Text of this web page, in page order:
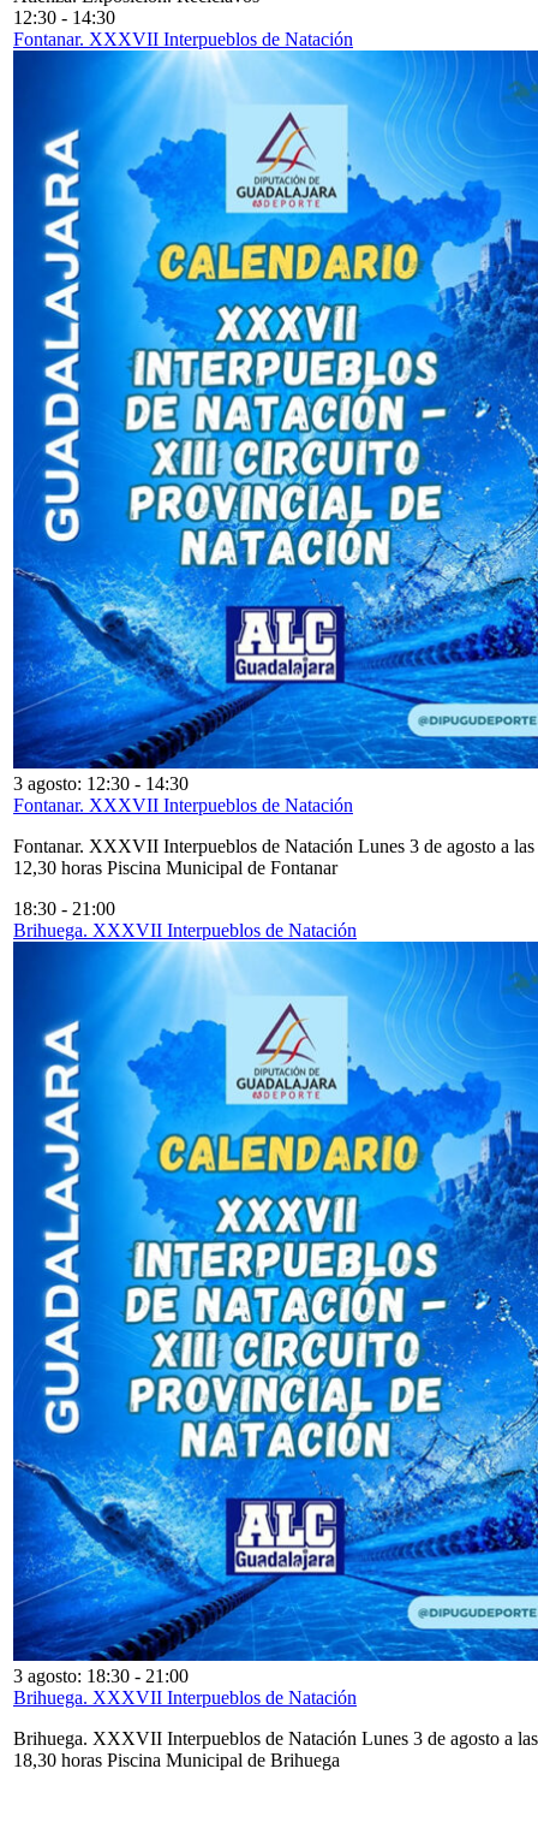
12:30 - 14:30
Fontanar. XXXVII Interpueblos de Natación
3 agosto: 12:30 - 14:30
Fontanar. XXXVII Interpueblos de Natación
Fontanar. XXXVII Interpueblos de Natación Lunes 3 de agosto a las
12,30 horas Piscina Municipal de Fontanar
18:30 - 21:00
Brihuega. XXXVII Interpueblos de Natación
3 agosto: 18:30 - 21:00
Brihuega. XXXVII Interpueblos de Natación
Brihuega. XXXVII Interpueblos de Natación Lunes 3 de agosto a las
18,30 horas Piscina Municipal de Brihuega